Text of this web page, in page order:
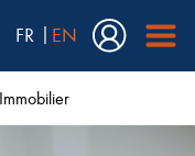
FR EN